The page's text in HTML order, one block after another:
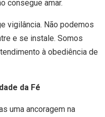
consegue amar.
vigilância. Não podemos
e se instale. Somos
à obediência de
da Fé
uma ancoragem na